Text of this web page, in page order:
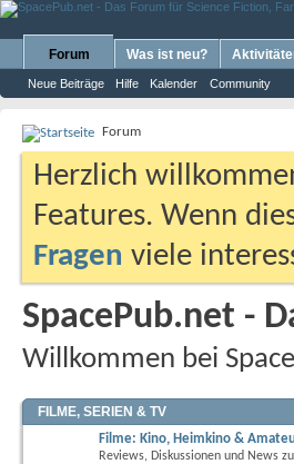
Forum
Neue Beiträge Hilfe Kalender Community
Was ist neu?
Forum
Herzlich
Features. Wenn
Fragen viele
SpacePub.net -
Willkommen bei
FILME, SERIEN & TV
Filme: Kino, Heimkino &
Reviews, Diskussionen und News